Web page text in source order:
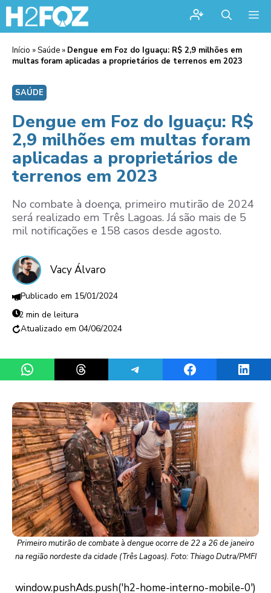
Início »Saúde » Dengue em Foz do Iguaçu: R$ 2,9 milhões em
multas foram aplicadas a proprietários de terrenos em 2023
SAÚDE
Dengue em Foz do Iguaçu: R$
2,9 milhões em multas foram
aplicadas a proprietários de
terrenos em 2023
No combate à doença, primeiro mutirão de 2024
será realizado em Três Lagoas. Já são mais de 5
mil notificações e 158 casos desde agosto.
Vacy Álvaro
15/01/2024
2 min de leitura
04/06/2024
Share on WhatsAppShare on ThreadsShare on TelegramShare on Facebook
Primeiro mutirão de combate à dengue ocorre de 22 a 26 de janeiro
na região nordeste da cidade (Três Lagoas). Foto: Thiago Dutra/PMFI